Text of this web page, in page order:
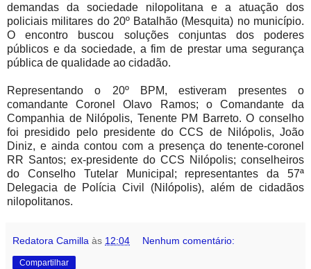
demandas da sociedade nilopolitana e a atuação dos
policiais militares do 20º Batalhão (Mesquita) no município.
O encontro buscou soluções conjuntas dos poderes
públicos e da sociedade, a fim de prestar uma segurança
pública de qualidade ao cidadão.
Representando o 20º BPM, estiveram presentes o
comandante Coronel Olavo Ramos; o Comandante da
Companhia de Nilópolis, Tenente PM Barreto. O conselho
foi presidido pelo presidente do CCS de Nilópolis, João
Diniz, e ainda contou com a presença do tenente-coronel
RR Santos; ex-presidente do CCS Nilópolis; conselheiros
do Conselho Tutelar Municipal; representantes da 57ª
Delegacia de Polícia Civil (Nilópolis), além de cidadãos
nilopolitanos.
Redatora Camilla às 12:04 Nenhum comentário:
Compartilhar